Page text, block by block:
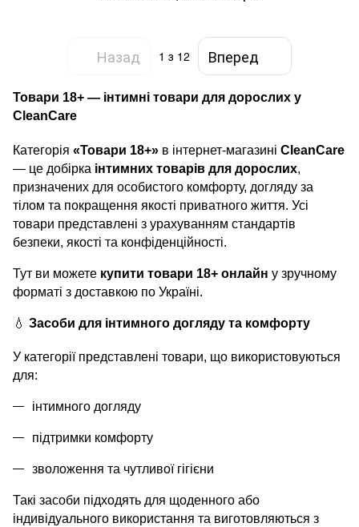
Назад 1 з 12 Вперед
Товари 18+ — інтимні товари для дорослих у
CleanCare
Категорія «Товари 18+» в інтернет-магазині CleanCare
— це добірка інтимних товарів для дорослих,
призначених для особистого комфорту, догляду за
тілом та покращення якості приватного життя. Усі
товари представлені з урахуванням стандартів
безпеки, якості та конфіденційності.
Тут ви можете купити товари 18+ онлайн у зручному
форматі з доставкою по Україні.
💧 Засоби для інтимного догляду та комфорту
У категорії представлені товари, що використовуються
для:
інтимного догляду
підтримки комфорту
зволоження та чутливої гігієни
Такі засоби підходять для щоденного або
індивідуального використання та виготовляються з